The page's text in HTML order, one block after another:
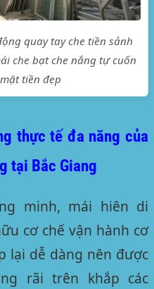
quay tay che tiền sảnh
che bạt che nắng tự cuốn
tiền đẹp
thực tế đa năng của
tại Bắc Giang
minh, mái hiên di
cơ chế vận hành cơ
lại dễ dàng nên được
rãi trên khắp các